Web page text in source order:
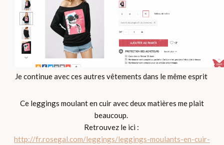
Je continue avec ces autres vêtements dans le même esprit
Ce leggings moulant en cuir avec deux matières me plait
beaucoup.
Retrouvez le ici :
http://fr.rosegal.com/leggings/leggings-moulants-en-cuir-